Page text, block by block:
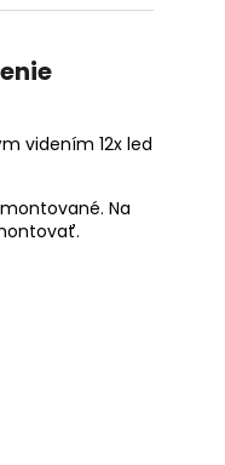
videním 12x led
5 hviezdičiek.
Na